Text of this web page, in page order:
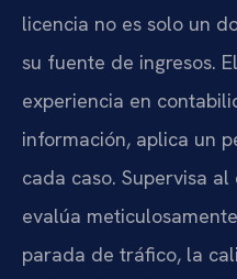
licencia no es solo un
su fuente de ingresos.
experiencia en
información, aplica un
cada caso. Supervisa
evalúa
parada de tráfico, la